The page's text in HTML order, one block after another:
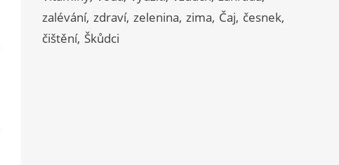
zalévání zdraví zelenina zima Čaj česnek
čištění Škůdci